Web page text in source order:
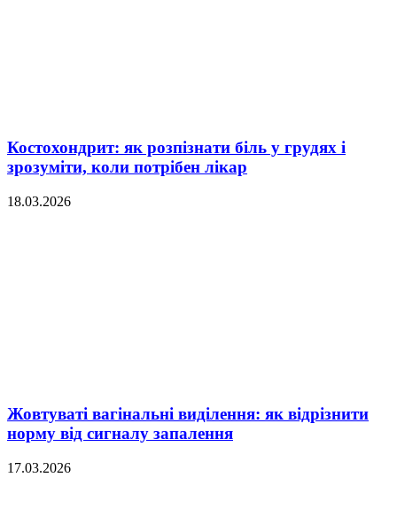
Костохондрит: як розпізнати біль у грудях і
зрозуміти, коли потрібен лікар
18.03.2026
Жовтуваті вагінальні виділення: як відрізнити
норму від сигналу запалення
17.03.2026